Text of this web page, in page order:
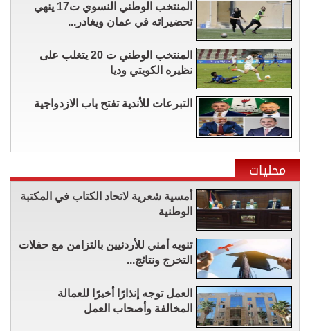
المنتخب الوطني النسوي ت17 ينهي
تحضيراته في عمان ويغادر...
المنتخب الوطني ت 20 يتغلب على
نظيره الكويتي وديا
التبرعات للأندية تفتح باب الازدواجية
محليات
أمسية شعرية لاتحاد الكتاب في المكتبة
الوطنية
تنويه أمني للأردنيين بالتزامن مع حفلات
التخرج ونتائج...
العمل توجه إنذارًا أخيرًا للعمالة
المخالفة وأصحاب العمل